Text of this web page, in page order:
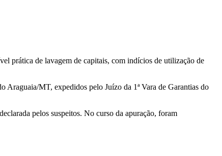
prática de lavagem de capitais, com indícios de utilização de
Araguaia/MT, expedidos pelo Juízo da 1ª Vara de Garantias do
pelos suspeitos. No curso da apuração, foram